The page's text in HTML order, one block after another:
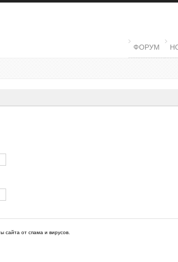
MAIN MENU
ФОРУМ
сайта от спама и вирусов.